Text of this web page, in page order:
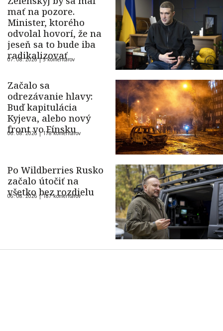
mať na pozore.
Minister, ktorého
odvolal hovorí, že na
jeseň sa to bude iba
radikalizovať
07. 08. 2026 |5 komentárov
Začalo sa
odrezávanie hlavy:
Buď kapitulácia
Kyjeva, alebo nový
front vo Fínsku
06. 08. 2026 |178 komentárov
Po Wildberries Rusko
začalo útočiť na
všetko bez rozdielu
06. 08. 2026 |187 komentárov